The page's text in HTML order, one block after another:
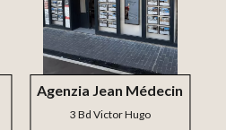
Agenzia Jean Médecin
3 Bd Victor Hugo